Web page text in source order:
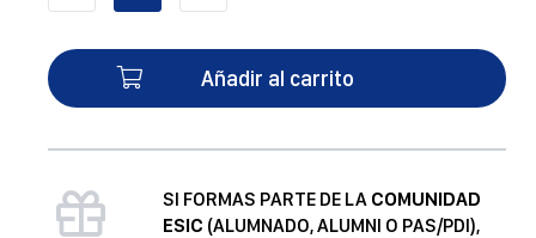
del
minorista
Añadir al carrito
SI FORMAS PARTE DE LA COMUNIDAD
ESIC (ALUMNADO, ALUMNI O PAS/PDI),